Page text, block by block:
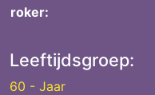
roker:
Leeftijdsgroep:
60 - Jaar